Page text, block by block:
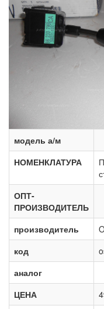
модель а/м
НОМЕНКЛАТУРА
ОПТ-
ПРОИЗВОДИТЕЛЬ
производитель
код
аналог
ЦЕНА